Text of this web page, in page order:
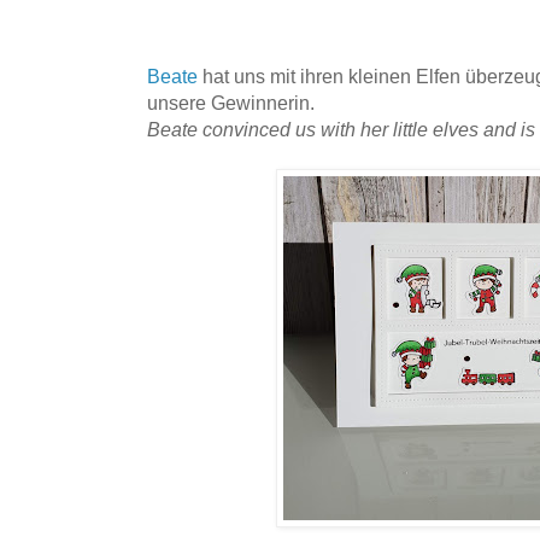
Beate hat uns mit ihren kleinen Elfen
unsere Gewinnerin.
Beate convinced us with her little elves and